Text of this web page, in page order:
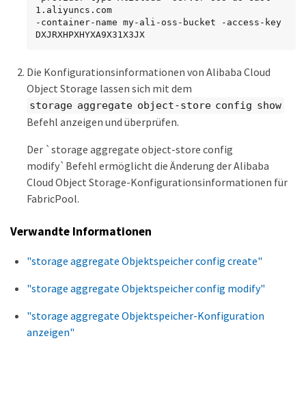
1.aliyuncs.com
-container-name my-ali-oss-bucket -access-key
DXJRXHPXHYXA9X31X3JX
Die Konfigurationsinformationen von Alibaba Cloud
Object Storage lassen sich mit dem
storage aggregate object-store config show
Befehl anzeigen und überprüfen.
Der `storage aggregate object-store config
modify`Befehl ermöglicht die Änderung der Alibaba
Cloud Object Storage-Konfigurationsinformationen für
FabricPool.
Verwandte Informationen
"storage aggregate Objektspeicher config create"
"storage aggregate Objektspeicher config modify"
"storage aggregate Objektspeicher-Konfiguration
anzeigen"